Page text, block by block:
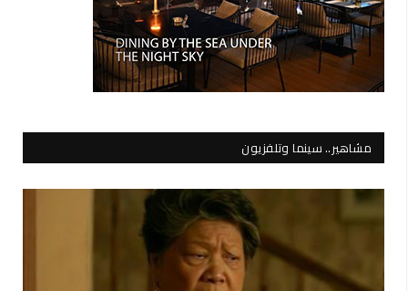
مشاهير.. سينما وتلفزيون